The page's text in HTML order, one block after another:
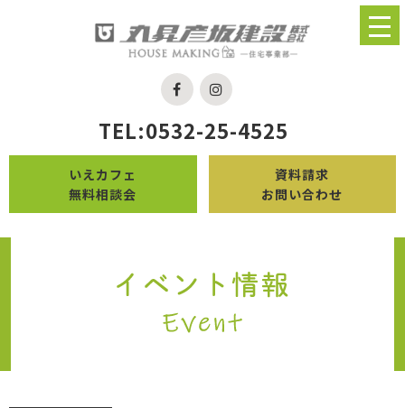
TEL:0532-25-4525
いえカフェ
無料相談会
資料請求
お問い合わせ